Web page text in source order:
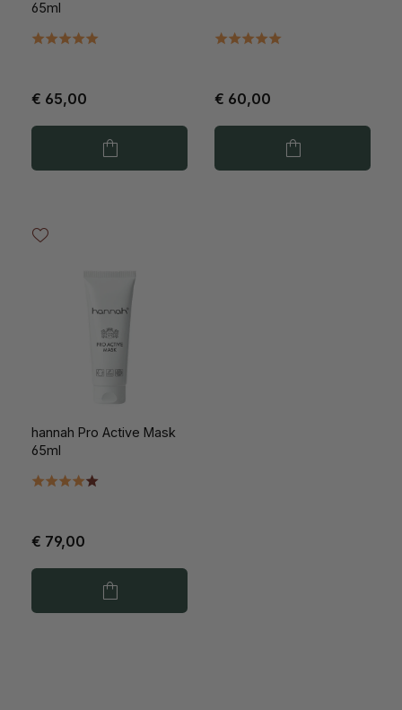
65ml
€ 65,00 € 60,00
hannah Pro Active Mask
65ml
€ 79,00